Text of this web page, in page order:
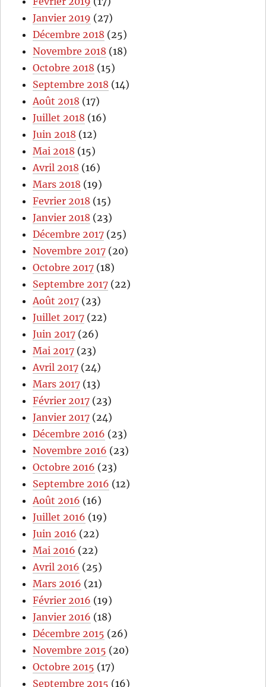
Janvier 2019 (27)
Décembre 2018 (25)
Novembre 2018 (18)
Octobre 2018 (15)
Septembre 2018 (14)
Août 2018 (17)
Juillet 2018 (16)
Juin 2018 (12)
Mai 2018 (15)
Avril 2018 (16)
Mars 2018 (19)
Fevrier 2018 (15)
Janvier 2018 (23)
Décembre 2017 (25)
Novembre 2017 (20)
Octobre 2017 (18)
Septembre 2017 (22)
Août 2017 (23)
Juillet 2017 (22)
Juin 2017 (26)
Mai 2017 (23)
Avril 2017 (24)
Mars 2017 (13)
Février 2017 (23)
Janvier 2017 (24)
Décembre 2016 (23)
Novembre 2016 (23)
Octobre 2016 (23)
Septembre 2016 (12)
Août 2016 (16)
Juillet 2016 (19)
Juin 2016 (22)
Mai 2016 (22)
Avril 2016 (25)
Mars 2016 (21)
Février 2016 (19)
Janvier 2016 (18)
Décembre 2015 (26)
Novembre 2015 (20)
Octobre 2015 (17)
Septembre 2015 (16)